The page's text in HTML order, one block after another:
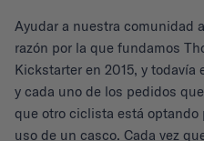
Ayudar a nuestra comunidad
razón por la que fundamos
Kickstarter en 2015, y todavía
y cada uno de los pedidos
que otro ciclista está
uso de un casco. Cada vez